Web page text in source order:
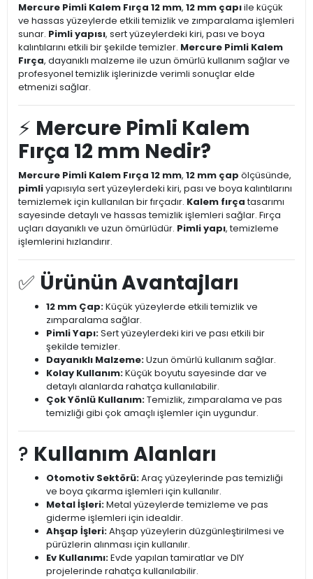
Mercure Pimli Kalem Fırça 12 mm, 12 mm çapıile küçük
ve hassas yüzeylerde etkili temizlik ve zımparalama işlemleri
sunar. Pimli yapısı, sert yüzeylerdeki kiri, pası ve boya
kalıntılarını etkili bir şekilde temizler. Mercure Pimli Kalem
Fırça, dayanıklı malzeme ile uzun ömürlü kullanım sağlar ve
profesyonel temizlik işlerinizde verimli sonuçlar elde
etmenizi sağlar.
⚡ Mercure Pimli Kalem
Fırça 12 mm Nedir?
Mercure Pimli Kalem Fırça 12 mm, 12 mm çap ölçüsünde,
pimliyapısıyla sert yüzeylerdeki kiri, pası ve boya kalıntılarını
temizlemek için kullanılan bir fırçadır. Kalem fırçatasarımı
sayesinde detaylı ve hassas temizlik işlemleri sağlar. Fırça
uçları dayanıklı ve uzun ömürlüdür. Pimli yapı, temizleme
işlemlerini hızlandırır.
✅ Ürünün Avantajları
12 mm Çap:Küçük yüzeylerde etkili temizlik ve
zımparalama sağlar.
Pimli Yapı:Sert yüzeylerdeki kiri ve pası etkili bir
şekilde temizler.
Dayanıklı Malzeme:Uzun ömürlü kullanım sağlar.
Kolay Kullanım:Küçük boyutu sayesinde dar ve
detaylı alanlarda rahatça kullanılabilir.
Çok Yönlü Kullanım:Temizlik, zımparalama ve pas
temizliği gibi çok amaçlı işlemler için uygundur.
?️ Kullanım Alanları
Otomotiv Sektörü:Araç yüzeylerinde pas temizliği
ve boya çıkarma işlemleri için kullanılır.
Metal İşleri:Metal yüzeylerde temizleme ve pas
giderme işlemleri için idealdir.
Ahşap İşleri:Ahşap yüzeylerin düzgünleştirilmesi ve
pürüzlerin alınması için kullanılır.
Ev Kullanımı:Evde yapılan tamiratlar ve DIY
projelerinde rahatça kullanılabilir.